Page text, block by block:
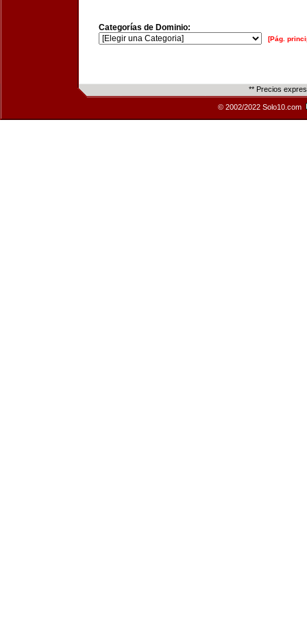
Categorías de Dominio:
[Pág.
** Precios
© 2002/2022 Solo10.com